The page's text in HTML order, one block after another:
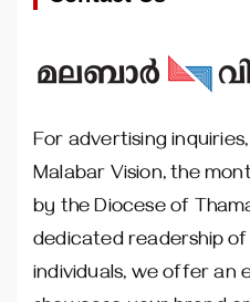
For advertising
Malabar Vision, the
by the Diocese of
dedicated readership
individuals, we offer an